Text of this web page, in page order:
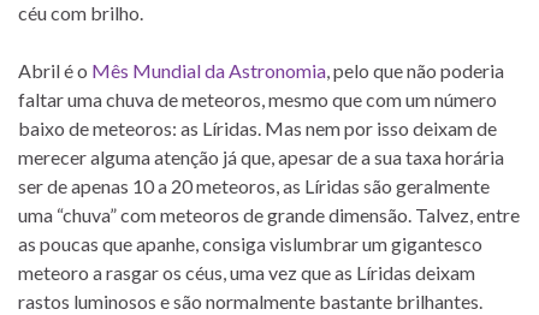
céu com brilho.
Abril é o Mês Mundial da Astronomia, pelo que não poderia
faltar uma chuva de meteoros, mesmo que com um número
baixo de meteoros: as Líridas. Mas nem por isso deixam de
merecer alguma atenção já que, apesar de a sua taxa horária
ser de apenas 10 a 20 meteoros, as Líridas são geralmente
uma “chuva” com meteoros de grande dimensão. Talvez, entre
as poucas que apanhe, consiga vislumbrar um gigantesco
meteoro a rasgar os céus, uma vez que as Líridas deixam
rastos luminosos e são normalmente bastante brilhantes.